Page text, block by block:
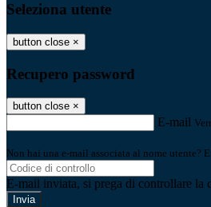
Seleziona utente
button close ×
Recupero password
button close ×
E-mail
Non hai una e-mail associata al nome utente?
E-mail inviata, si prega di controllare la